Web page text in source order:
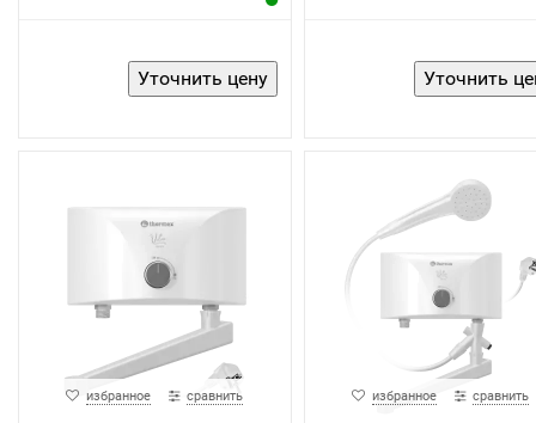
избранное сравнить избранное сравнить